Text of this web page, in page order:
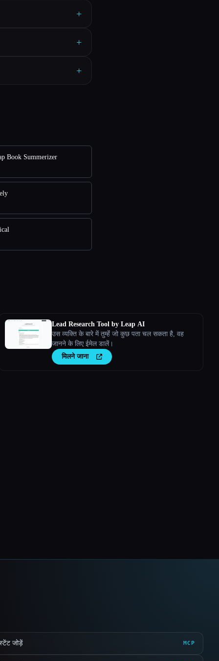
+
+
+
Book Summerizer
Lead Research Tool by Leap AI
उस व्यक्ति के बारे में तुम्हेंं जो कुछ पता चल सकता है, वह
जानने के लिए ईमेल डालें।
मिलने जाना
जोड़ें MCP